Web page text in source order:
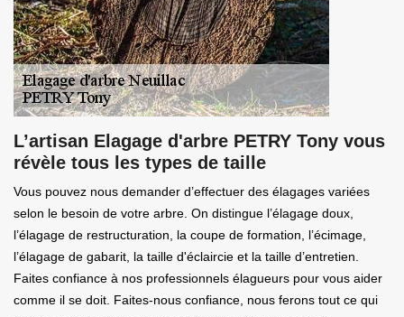
L’artisan Elagage d'arbre PETRY Tony vous
révèle tous les types de taille
Vous pouvez nous demander d’effectuer des élagages variées
selon le besoin de votre arbre. On distingue l’élagage doux,
l’élagage de restructuration, la coupe de formation, l’écimage,
l’élagage de gabarit, la taille d'éclaircie et la taille d’entretien.
Faites confiance à nos professionnels élagueurs pour vous aider
comme il se doit. Faites-nous confiance, nous ferons tout ce qui